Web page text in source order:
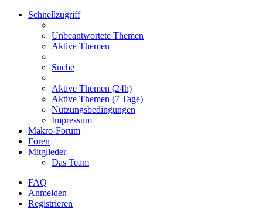
Schnellzugriff
Unbeantwortete Themen
Aktive Themen
Suche
Aktive Themen (24h)
Aktive Themen (7 Tage)
Nutzungsbedingungen
Impressum
Makro-Forum
Foren
Mitglieder
Das Team
FAQ
Anmelden
Registrieren